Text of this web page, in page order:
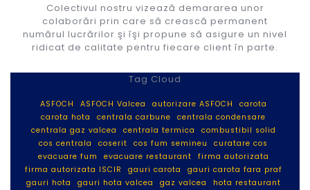
Colectivul nostru vizează demararea unor
colaborări prin care să crească permanent
numărul lucrărilor şi îşi propune să asigure un nivel
ridicat de calitate pentru fiecare client în parte.
Tag Cloud
ASFOCH ASFOCH Valcea autorizare ASFOCH
carota
carota hota
centrala carbune
centrala condensare
centrala gaz valcea
centrala termica
combustibil solid
cos centrala
coserit cos fum semineu
curatare cos
evacuare fum
evacuare restaurant
firma autorizata
firma autorizata ISCIR
gauri carota
gauri carota fara praf
gauri hota
gauri hota valcea gaz valcea
hota restaurant